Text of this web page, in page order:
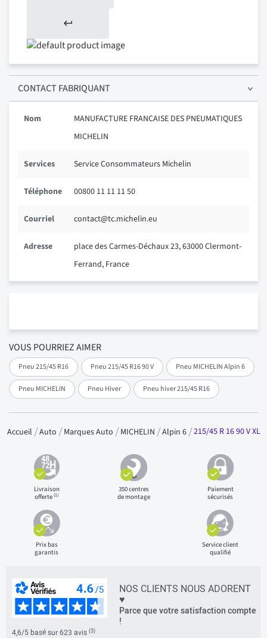
VOUS POURRIEZ AIMER
Pneu 215/45 R16 Pneu 215/45 R16 90 V Pneu MICHELIN Alpin 6
Pneu MICHELIN Pneu Hiver Pneu hiver 215/45 R16
CONTACT FABRIQUANT
Nom
MANUFACTURE FRANCAISE DES PNEUMATIQUES
MICHELIN
Services Service Consommateurs Michelin
Téléphone 00800 11 11 11 50
Courriel contact@tc.michelin.eu
Adresse
place des Carmes-Déchaux 23, 63000 Clermont-
Ferrand, France
Accueil Auto Marques Auto MICHELIN Alpin 6 215/45 R 16 90 V XL
Livraison
offerte(1)
350 centres
de montage
Paiement
sécurisés
Prix bas
garantis
Service client
qualifié
NOS CLIENTS NOUS ADORENT
♥
Parce que votre satisfaction compte
!
4,6/5 basé sur 623 avis (3)